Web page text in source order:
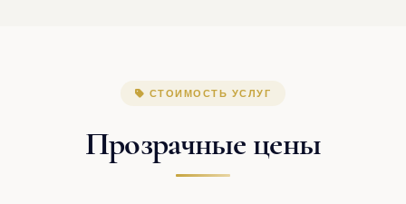
СТОИМОСТЬ УСЛУГ
Прозрачные цены